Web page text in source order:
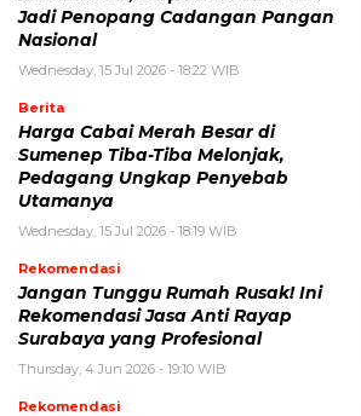
Jadi Penopang Cadangan Pangan
Nasional
Wednesday, 15 Jul 2026 - 18:22 WIB
Berita
Harga Cabai Merah Besar di
Sumenep Tiba-Tiba Melonjak,
Pedagang Ungkap Penyebab
Utamanya
Wednesday, 15 Jul 2026 - 18:19 WIB
Rekomendasi
Jangan Tunggu Rumah Rusak! Ini
Rekomendasi Jasa Anti Rayap
Surabaya yang Profesional
Thursday, 4 Jun 2026 - 19:10 WIB
Rekomendasi